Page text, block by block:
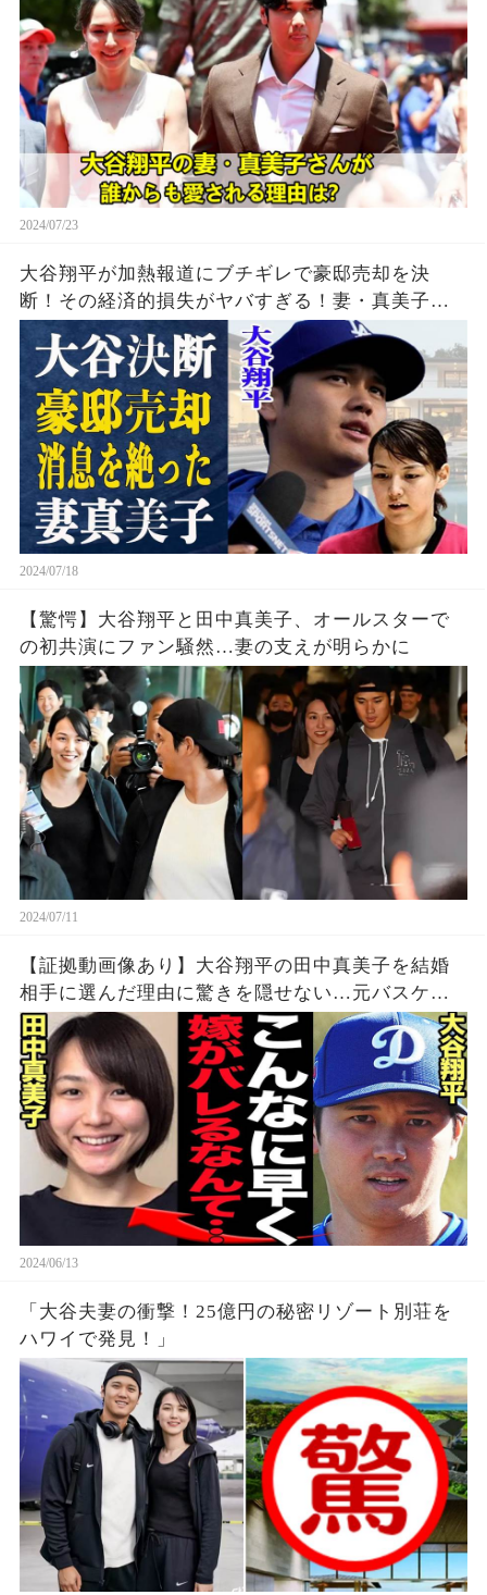
2024/07/23
大谷翔平が加熱報道にブチギレで豪邸売却を決
断！その経済的損失がヤバすぎる！妻・真美子が
30日間姿を消す事態に…一体何が
2024/07/18
【驚愕】大谷翔平と田中真美子、オールスターで
の初共演にファン騒然…妻の支えが明らかに
2024/07/11
【証拠動画像あり】大谷翔平の田中真美子を結婚
相手に選んだ理由に驚きを隠せない…元バスケッ
トボール選手がインスタ削除で渡米、大谷のトレ
ーニングに映り込んだ姿、馴れ初めに衝撃…
2024/06/13
「大谷夫妻の衝撃！25億円の秘密リゾート別荘を
ハワイで発見！」